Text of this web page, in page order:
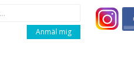
Anmäl mig